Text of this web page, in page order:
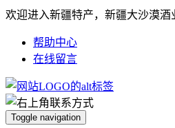
欢迎进入新疆特产，新疆大沙漠
帮助中心
在线留言
Toggle navigation